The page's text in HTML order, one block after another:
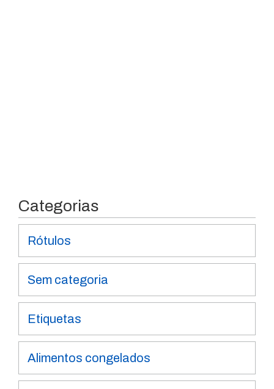
Categorias
Rótulos
Sem categoria
Etiquetas
Alimentos congelados